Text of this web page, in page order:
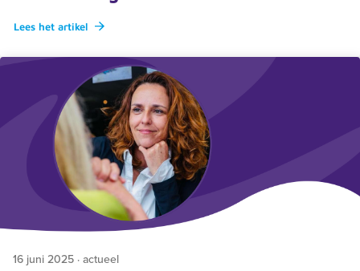
Lees het artikel
16 juni 2025 · actueel